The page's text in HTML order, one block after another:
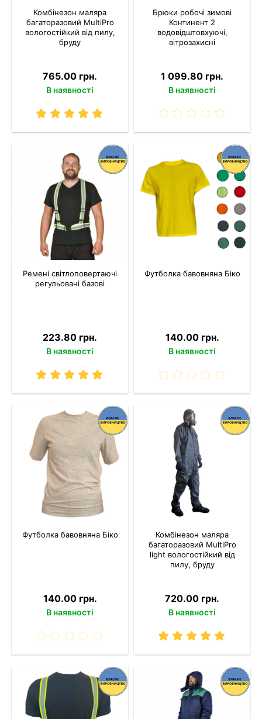
Комбінезон маляра
багаторазовий MultiPro
вологостійкий від пилу,
бруду
765.00 грн.
В наявності
Брюки робочі зимові
Континент 2
водовідштовхуючі,
вітрозахисні
1 099.80 грн.
В наявності
Ремені світлоповертаючі
регульовані базові
223.80 грн.
В наявності
Футболка бавовняна Біко
140.00 грн.
В наявності
Футболка бавовняна Біко
140.00 грн.
В наявності
Комбінезон маляра
багаторазовий MultiPro
light вологостійкий від
пилу, бруду
720.00 грн.
В наявності